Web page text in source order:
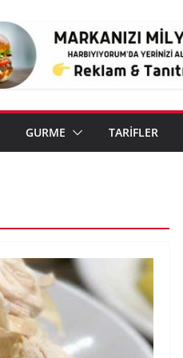
GURME TARİFLER